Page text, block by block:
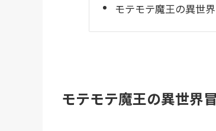
モテモテ魔王の異世
モテモテ魔王の異世界